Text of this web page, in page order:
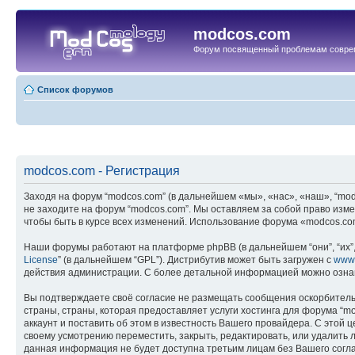
modcos.com
Форум посвященный проблемам
Список форумов
modcos.com - Регистрация
Заходя на форум “modcos.com” (в дальнейшем «мы», «нас», «наш»,
не заходите на форум “modcos.com”. Мы оставляем за собой право
чтобы быть в курсе всех изменений. Использование форума
Наши форумы работают на платформе phpBB (в дальнейшем “они”, “их”,
License” (в дальнейшем “GPL”). Дистрибутив может быть загружен с
действия администрации. С более детальной информацией можно
Вы подтверждаете своё согласие не размещать сообщения
страны, страны, которая предоставляет услуги хостинга для форума
аккаунт и поставить об этом в известность Вашего провайдера. С
своему усмотрению переместить, закрыть, редактировать, или
данная информация не будет доступна третьим лицам без Вашего